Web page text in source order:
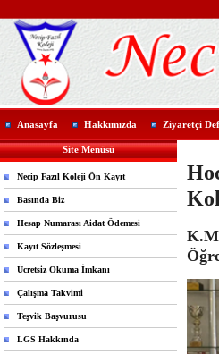
Anasayfa Hakkımızda Ziyaretçi
Site Menüsü
Necip Fazıl Koleji Ön Kayıt
Basında Biz
Hesap Numarası Aidat Ödemesi
Kayıt Sözleşmesi
Ücretsiz Okuma İmkanı
Çalışma Takvimi
Teşvik Başvurusu
LGS Hakkında